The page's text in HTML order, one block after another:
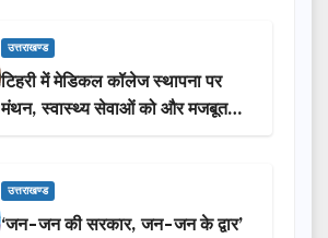
उत्तराखण्ड
टिहरी में मेडिकल कॉलेज स्थापना पर
मंथन, स्वास्थ्य सेवाओं को और मजबूत
करेगी सरकार: मुख्यमंत्री धामी…
उत्तराखण्ड
‘जन-जन की सरकार, जन-जन के द्वार’